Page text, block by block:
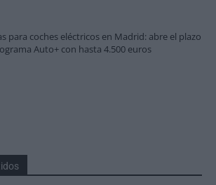
para coches eléctricos en Madrid: abre el plazo
Auto+ con hasta 4.500 euros